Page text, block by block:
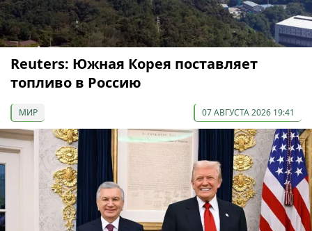
Reuters: Южная Корея поставляет
топливо в Россию
МИР 07 АВГУСТА 2026 19:41